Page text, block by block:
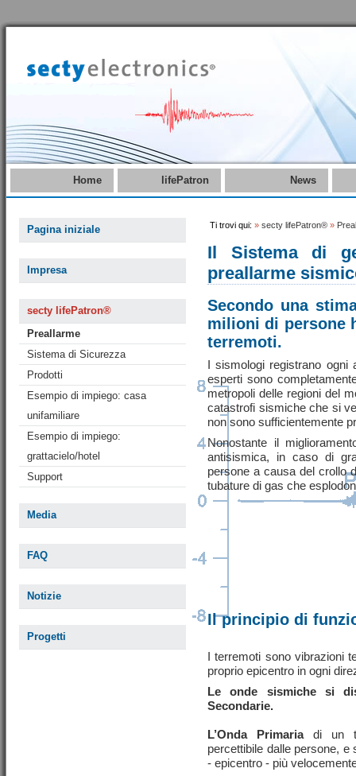
Home lifePatron News
Pagina iniziale
Impresa
secty lifePatron®
Preallarme
Sistema di Sicurezza
Prodotti
Esempio di impiego: casa
unifamiliare
Esempio di impiego:
grattacielo/hotel
Support
Media
FAQ
Notizie
Progetti
Ti trovi qui: » secty lifePatron® »
Il Sistema di
preallarme
Secondo una
milioni di persone
terremoti.
I sismologi registrano ogni
esperti sono
metropoli delle regioni del
catastrofi sismiche che si
non sono sufficientemente
Nonostante il
antisismica, in caso di
persone a causa del crollo
tubature di gas che
Il principio di
I terremoti sono vibrazioni
proprio epicentro in ogni
Le onde sismiche si
Secondarie.
L’Onda Primariadi un
percettibile dalle persone, e
- epicentro - più